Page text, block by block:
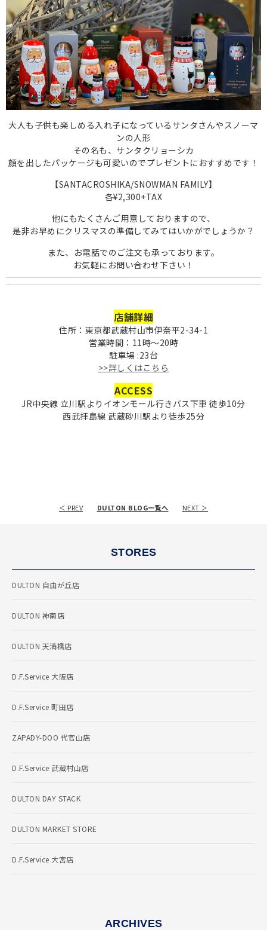
大人も子供も楽しめる入れ子になっているサンタさんやスノーマ
ンの人形
その名も、サンタクリョーシカ
顔を出したパッケージも可愛いのでプレゼントにおすすめです！
【SANTACROSHIKA/SNOWMAN FAMILY】
各¥2,300+TAX
他にもたくさんご用意しておりますので、
是非お早めにクリスマスの準備してみてはいかがでしょうか？
また、お電話でのご注文も承っております。
お気軽にお問い合わせ下さい！
店舗詳細
住所：東京都武蔵村山市伊奈平2-34-1
営業時間：11時〜20時
駐車場 :23台
>>詳しくはこちら
ACCESS
JR中央線 立川駅よりイオンモール行きバス下車 徒歩10分
西武拝島線 武蔵砂川駅より徒歩25分
＜ PREV DULTON BLOG一覧へ NEXT ＞
STORES
DULTON 自由が丘店
DULTON 神南店
DULTON 天満橋店
D.F.Service 大阪店
D.F.Service 町田店
ZAPADY-DOO 代官山店
D.F.Service 武蔵村山店
DULTON DAY STACK
DULTON MARKET STORE
D.F.Service 大宮店
ARCHIVES